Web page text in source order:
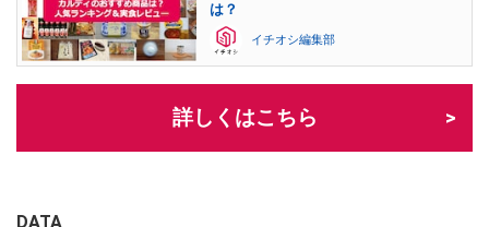
は？
イチオシ編集部
詳しくはこちら
DATA